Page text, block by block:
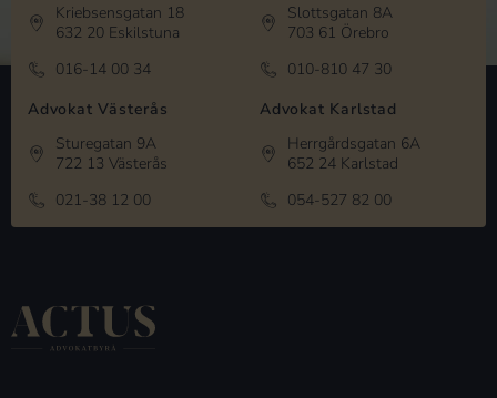
Kriebsensgatan 18
632 20 Eskilstuna
016-14 00 34
Slottsgatan 8A
703 61 Örebro
010-810 47 30
Advokat Västerås
Sturegatan 9A
722 13 Västerås
021-38 12 00
Advokat Karlstad
Herrgårdsgatan 6A
652 24 Karlstad
054-527 82 00